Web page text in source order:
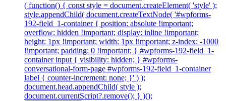
( function() { const style = document.createElement( 'style' );
style.appendChild( document.createTextNode( '#wpforms-
192-field_1-container { position: absolute !important;
overflow: hidden !important; display: inline !important;
height: 1px !important; width: 1px !important; z-index: -1000
!important; padding: 0 !important; } #wpforms-192-field_1-
container input { visibility: hidden; } #wpforms-
conversational-form-page #wpforms-192-field_1-container
label { counter-increment: none; }' ) );
document.head.appendChild( style );
document.currentScript?.remove(); } )();